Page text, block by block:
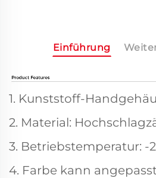
Einführung
1. Kunststoff-
2. Material:
3. Betriebstemperatur: -
4. Farbe kann